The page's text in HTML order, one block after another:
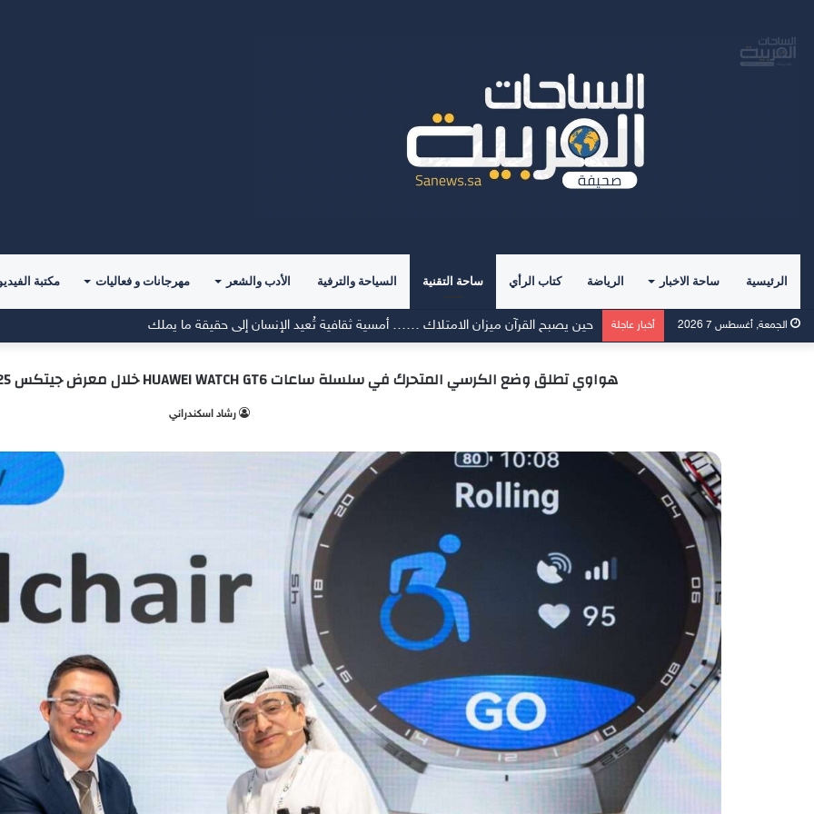
الرئيسية ساحة الاخبار الرياضة كتاب الرأي ساحة التقنية السياحة والترفية الأدب والشعر مهرجانات و فعاليات مكتبة
الجمعة, أغسطس 7 2026 أخبار عاجلة Momcozy توسّع نطاق دعم الرضاعة الطبيعية في الشرق الأوسط
هواوي تطلق وضع الكرسي المتحرك في سلسلة ساعات HUAWEI WATCH GT6 خلال معرض جيتكس 2025، والإطلاق الرسمي في نوفمبر
‫رشاد اسكندراني